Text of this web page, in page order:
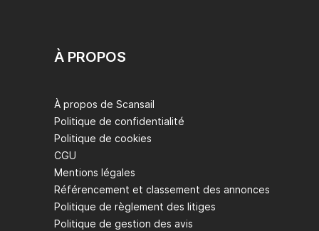
À PROPOS
À propos de Scansail
Politique de confidentialité
Politique de cookies
CGU
Mentions légales
Référencement et classement des annonces
Politique de règlement des litiges
Politique de gestion des avis